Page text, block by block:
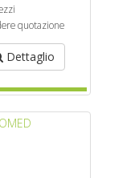
quotazione
Dettaglio